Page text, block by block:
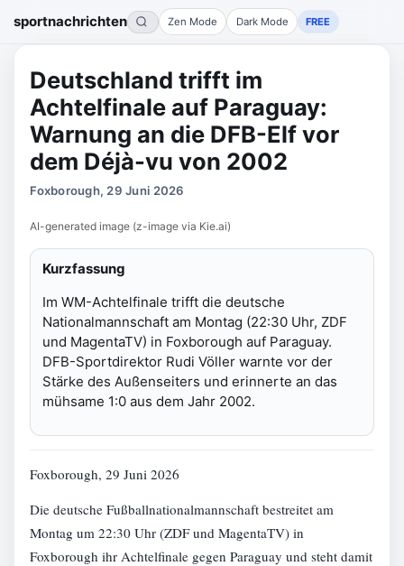
sportnachrichten Zen Mode Dark Mode FREE
Deutschland trifft im
Achtelfinale auf Paraguay:
Warnung an die DFB-Elf vor
dem Déjà-vu von 2002
Foxborough, 29 Juni 2026
AI-generated image (z-image via Kie.ai)
Kurzfassung
Im WM-Achtelfinale trifft die deutsche
Nationalmannschaft am Montag (22:30 Uhr, ZDF
und MagentaTV) in Foxborough auf Paraguay.
DFB-Sportdirektor Rudi Völler warnte vor der
Stärke des Außenseiters und erinnerte an das
mühsame 1:0 aus dem Jahr 2002.
Foxborough, 29 Juni 2026
Die deutsche Fußballnationalmannschaft bestreitet am
Montag um 22:30 Uhr (ZDF und MagentaTV) in
Foxborough ihr Achtelfinale gegen Paraguay und steht damit